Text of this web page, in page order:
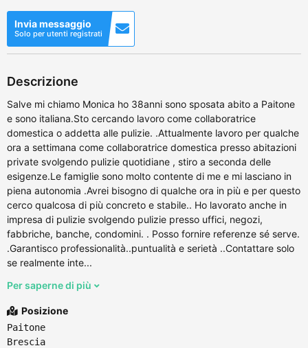
Invia messaggio
Solo per utenti registrati
Descrizione
Salve mi chiamo Monica ho 38anni sono sposata abito a Paitone
e sono italiana.Sto cercando lavoro come collaboratrice
domestica o addetta alle pulizie. .Attualmente lavoro per qualche
ora a settimana come collaboratrice domestica presso abitazioni
private svolgendo pulizie quotidiane , stiro a seconda delle
esigenze.Le famiglie sono molto contente di me e mi lasciano in
piena autonomia .Avrei bisogno di qualche ora in più e per questo
cerco qualcosa di più concreto e stabile.. Ho lavorato anche in
impresa di pulizie svolgendo pulizie presso uffici, negozi,
fabbriche, banche, condomini. . Posso fornire referenze sé serve.
.Garantisco professionalità..puntualità e serietà ..Contattare solo
se realmente inte...
Per saperne di più
Posizione
Paitone
Brescia